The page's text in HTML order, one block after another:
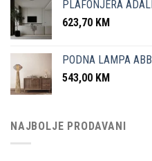
PLAFONJERA
623,70 KM
PODNA LAMPA
543,00 KM
NAJBOLJE PRODAVANI